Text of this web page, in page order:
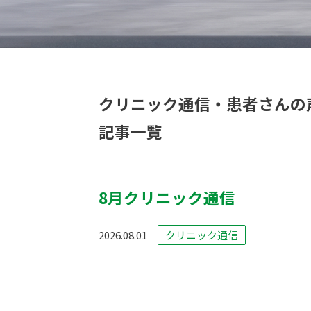
クリニック通信・患者さんの
記事一覧
8月クリニック通信
2026.08.01 クリニック通信